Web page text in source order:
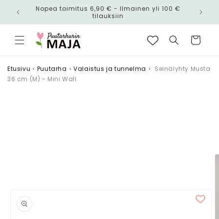
siirry
Nopea toimitus 6,90 € - Ilmainen yli 100 €
tilauksiin
Ostoskori
Etusivu › Puutarha › Valaistus ja tunnelma › Seinälyhty Musta
36 cm (M) - Mini Wall